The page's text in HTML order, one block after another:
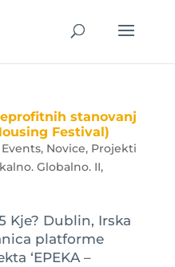
stanovanj
Festival)
Events, Novice, Projekti
Globalno. II,
Kje? Dublin, Irska
platforme
‘EPEKA –